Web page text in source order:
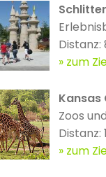
Distanz:
zum
Kansas
Zoos
Distanz:
zum